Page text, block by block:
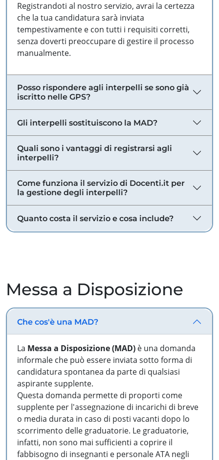
Registrandoti al nostro servizio, avrai la certezza
che la tua candidatura sarà inviata
tempestivamente e con tutti i requisiti corretti,
senza doverti preoccupare di gestire il processo
manualmente.
Posso rispondere agli interpelli se sono già
iscritto nelle GPS?
Gli interpelli sostituiscono la MAD?
Quali sono i vantaggi di registrarsi agli
interpelli?
Come funziona il servizio di Docenti.it per
la gestione degli interpelli?
Quanto costa il servizio e cosa include?
Messa a Disposizione
Che cos'è una MAD?
La Messa a Disposizione (MAD) è una domanda
informale che può essere inviata sotto forma di
candidatura spontanea da parte di qualsiasi
aspirante supplente.
Questa domanda permette di proporti come
supplente per l'assegnazione di incarichi di breve
o media durata in caso di posti vacanti dopo lo
scorrimento delle graduatorie. Le graduatorie,
infatti, non sono mai sufficienti a coprire il
fabbisogno di insegnanti e personale ATA negli